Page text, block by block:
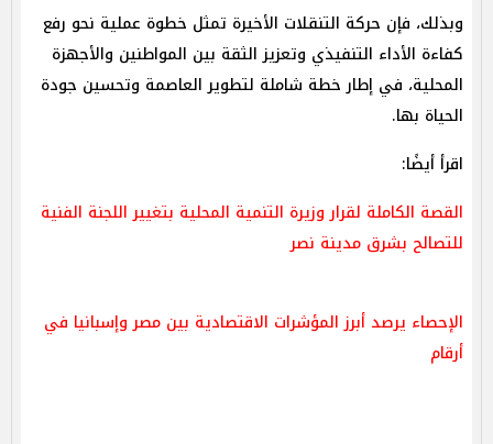
وبذلك، فإن حركة التنقلات الأخيرة تمثل خطوة عملية نحو رفع
كفاءة الأداء التنفيذي وتعزيز الثقة بين المواطنين والأجهزة
المحلية، في إطار خطة شاملة لتطوير العاصمة وتحسين جودة
الحياة بها.
اقرأ أيضًا:
القصة الكاملة لقرار وزيرة التنمية المحلية بتغيير اللجنة الفنية
للتصالح بشرق مدينة نصر
الإحصاء يرصد أبرز المؤشرات الاقتصادية بين مصر وإسبانيا في
أرقام